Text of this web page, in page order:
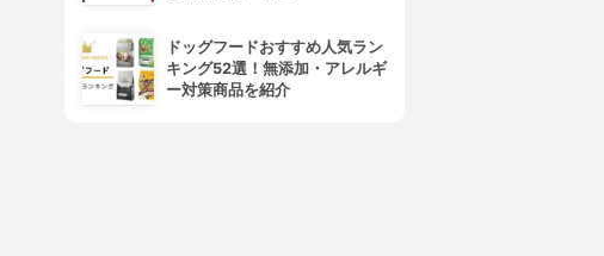
ドッグフードおすすめ人気ラン
キング52選！無添加・アレルギ
ー対策商品を紹介